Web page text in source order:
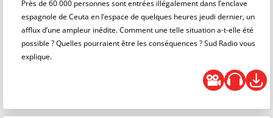
Près de 60 000 personnes sont entrées illégalement dans l’enclave
espagnole de Ceuta en l’espace de quelques heures jeudi dernier, un
afflux d’une ampleur inédite. Comment une telle situation a-t-elle été
possible ? Quelles pourraient être les conséquences ? Sud Radio vous
explique.